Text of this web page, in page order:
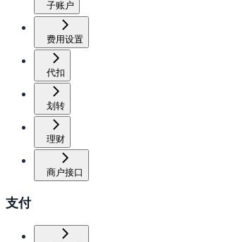
子账户
费用设置
代扣
划转
理财
商户接口
支付